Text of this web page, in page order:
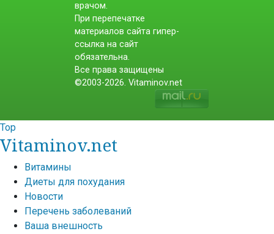
врачом.
При перепечатке
материалов сайта гипер-
ссылка на сайт
обязательна.
Все права защищены
©2003-2026. Vitaminov.net
Top
Vitaminov.net
Витамины
Диеты для похудания
Новости
Перечень заболеваний
Ваша внешность